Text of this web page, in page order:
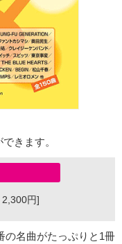
きます。
円]
の名曲がたっぷりと1冊